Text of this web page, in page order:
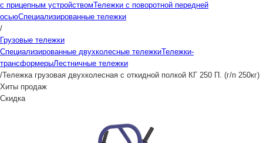
с прицепным устройствомТележки с поворотной передней
осьюСпециализированные тележки
/
Грузовые тележки
Специализированные двухколесные тележкиТележки-
трансформерыЛестничные тележки
/Тележка грузовая двухколесная с откидной полкой КГ 250 П. (г/п 250кг)
Хиты продаж
Скидка